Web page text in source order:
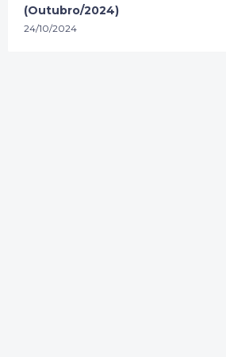
(Outubro/2024)
24/10/2024